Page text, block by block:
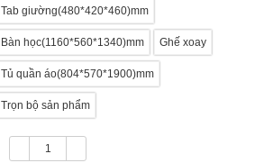
Tab giường(480*420*460)mm
Bàn học(1160*560*1340)mm Ghế xoay
Tủ quần áo(804*570*1900)mm
Trọn bộ sản phẩm